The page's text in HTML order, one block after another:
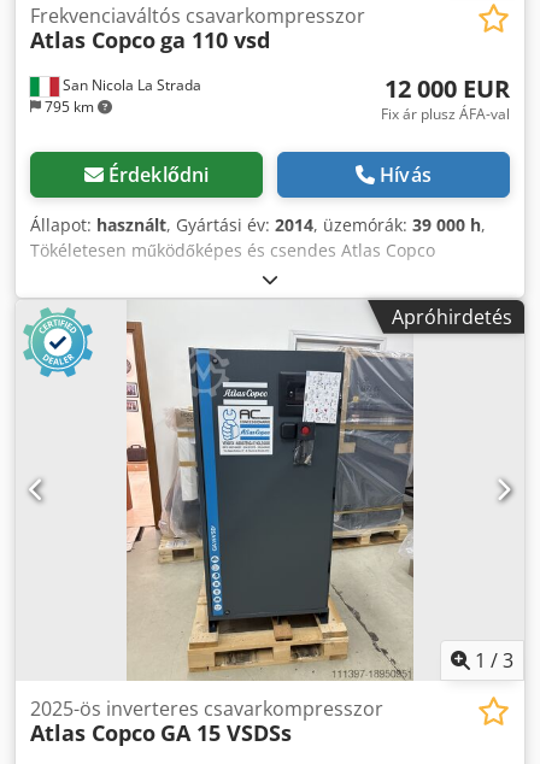
San Nicola La Strada
795 km
Frekvenciaváltós csavarkompresszor
Atlas Copcoga 110 vsd
12 000 EUR
Fix ár plusz ÁFA-val
Érdeklődni Hívás
Állapot: használt, Gyártási év: 2014, üzemórák: 39 000 h,
Tökéletesen működőképes és csendes Atlas Copco
kompresszor (hivatalos márkakereskedők vagyunk). Főbb
jellemzők: max. nyomás: 10 bar szállítási teljesítmény: 19
200 liter/perc teljesítmény: 110 kW / 150 LE Crodpjzc
Hmhsfx Aktef
Apróhirdetés
1 /3
2025-ös inverteres csavarkompresszor
Atlas Copco GA 15 VSDSs